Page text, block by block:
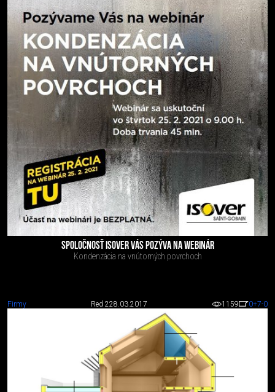
SPOLOČNOSŤ ISOVER VÁS POZÝVA NA WEBINÁR
Kondenzácia na vnútorných povrchoch
Firmy Red 228.03.2017 1159 0+7-0